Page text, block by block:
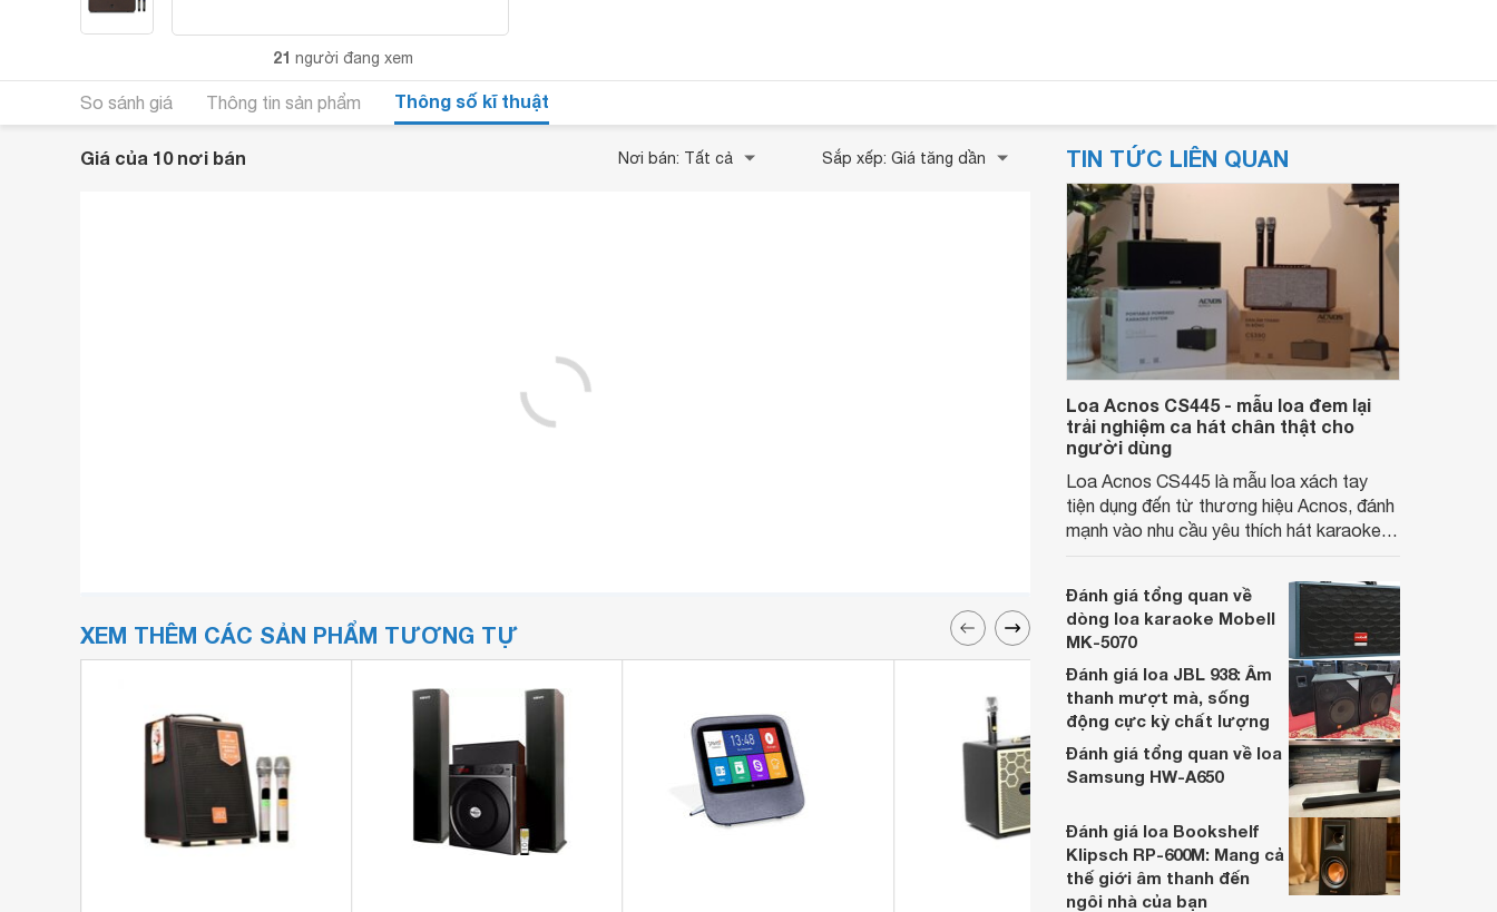
21 người đang xem
So sánh giá Thông tin sản phẩm Thông số kĩ thuật
Giá của 10 nơi bán Nơi bán: Tất cả Sắp xếp: Giá tăng dần
XEM THÊM CÁC SẢN PHẨM TƯƠNG TỰ
TIN TỨC LIÊN QUAN
Loa Acnos CS445 - mẫu loa đem lại
trải nghiệm ca hát chân thật cho
người dùng
Loa Acnos CS445 là mẫu loa xách tay
tiện dụng đến từ thương hiệu Acnos, đánh
mạnh vào nhu cầu yêu thích hát karaoke
Đánh giá tổng quan về
dòng loa karaoke Mobell
MK-5070
Đánh giá loa JBL 938: Âm
thanh mượt mà, sống
động cực kỳ chất lượng
Đánh giá tổng quan về loa
Samsung HW-A650
Đánh giá loa Bookshelf
Klipsch RP-600M: Mang cả
thế giới âm thanh đến
ngôi nhà của bạn